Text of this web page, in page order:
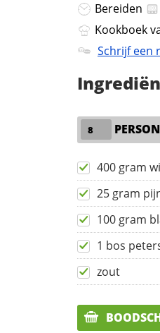
Bereiden
Kookboek
Schrijf een
400 gram
25 gram
100 gram
1 bos
zout